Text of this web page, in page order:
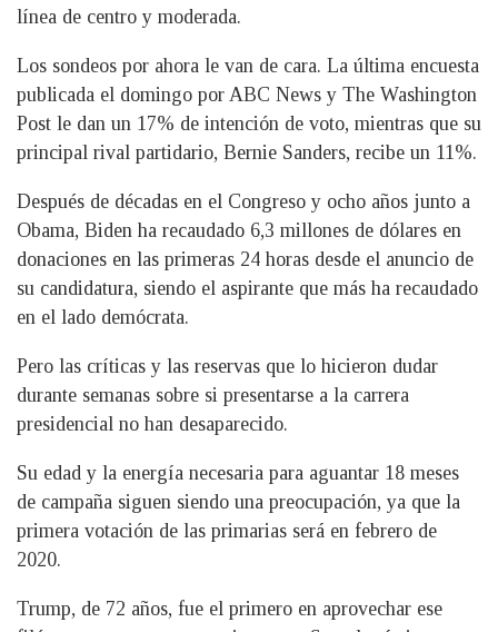
línea de centro y moderada.
Los sondeos por ahora le van de cara. La última encuesta
publicada el domingo por ABC News y The Washington
Post le dan un 17% de intención de voto, mientras que su
principal rival partidario, Bernie Sanders, recibe un 11%.
Después de décadas en el Congreso y ocho años junto a
Obama, Biden ha recaudado 6,3 millones de dólares en
donaciones en las primeras 24 horas desde el anuncio de
su candidatura, siendo el aspirante que más ha recaudado
en el lado demócrata.
Pero las críticas y las reservas que lo hicieron dudar
durante semanas sobre si presentarse a la carrera
presidencial no han desaparecido.
Su edad y la energía necesaria para aguantar 18 meses
de campaña siguen siendo una preocupación, ya que la
primera votación de las primarias será en febrero de
2020.
Trump, de 72 años, fue el primero en aprovechar ese